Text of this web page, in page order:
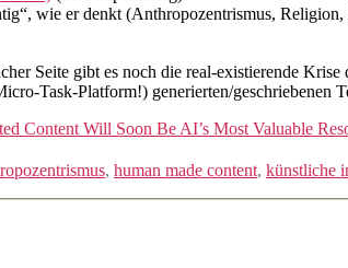
wie er denkt (Anthropozentrismus, Religion,
Seite gibt es noch die real-existierende
Task-Platform!) generierten/geschriebenen
Content Will Soon Be AI’s Most Valuable
, human made content, künstliche